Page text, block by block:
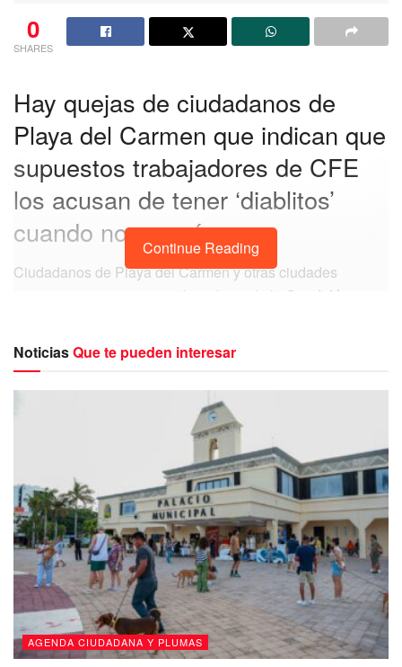
0
SHARES
Hay quejas de ciudadanos de
Playa del Carmen que indican que
supuestos trabajadores de CFE
los acusan de tener ‘diablitos’
cuando no es así
Ciudadanos de Playa del Carmen y otras ciudades
reportan que supuestos trabajadores de la
Comisión
para verificar sus medidores y demás instalaciones sin que
se identifiquen, pero todo indica que son empresas que la
dependencia federal subcontrata para tales fines.
Fuentes en el interior de la ‘empresa de clase mundial’
revelan que CFE por algunas ocasiones hace un contrato
con algún tercero, una empresa particular que le da la
normatividad y las reglas de cómo va a hacer las
revisiones y van en nombre deCFEo autorizados y
contratados por la misma.
Continue Reading
NoticiasQue te pueden interesar
AGENDA CIUDADANA Y PLUMAS